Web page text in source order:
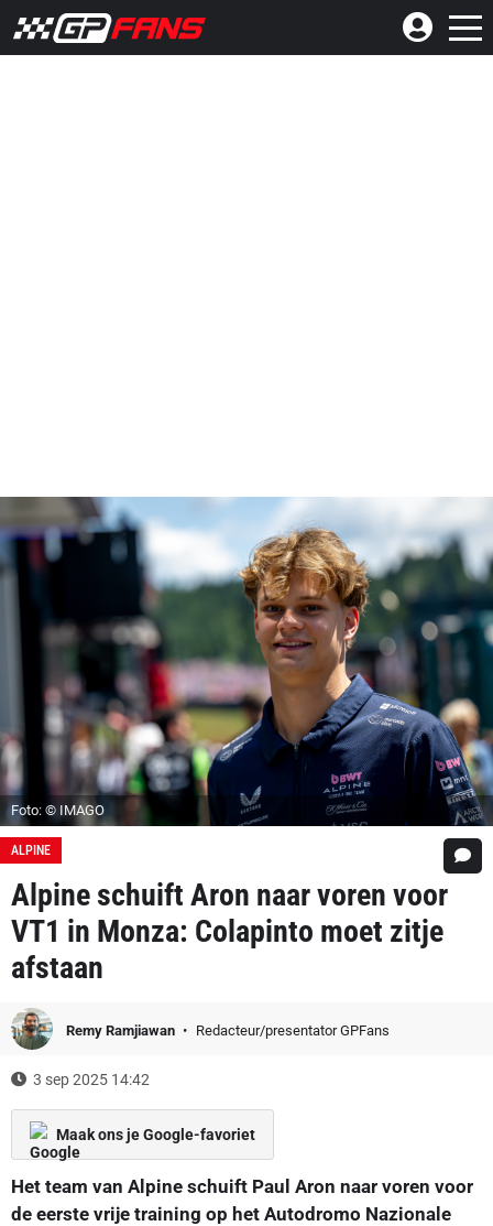
Foto: © IMAGO
ALPINE
Alpine schuift Aron naar voren voor
VT1 in Monza: Colapinto moet zitje
afstaan
Remy Ramjiawan Redacteur/presentator GPFans
3 sep 2025 14:42
Maak ons je Google-favoriet
Het team van Alpine schuift Paul Aron naar voren voor
de eerste vrije training op het Autodromo Nazionale